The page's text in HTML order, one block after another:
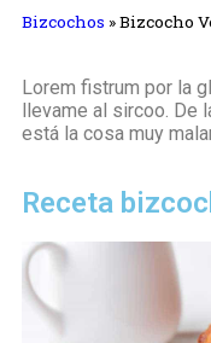
Bizcochos »Bizcocho
Lorem fistrum por la
llevame al sircoo.
está la cosa muy
Receta